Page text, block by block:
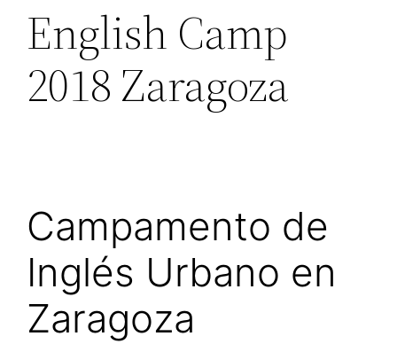
English Camp
2018 Zaragoza
Campamento de
Inglés Urbano en
Zaragoza